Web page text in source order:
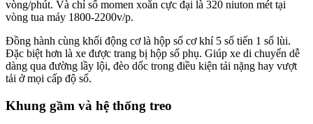
vòng/phút. Và chỉ số momen xoắn cực đại là 320 niuton mét tại
vòng tua máy 1800-2200v/p.
Đồng hành cùng khối động cơ là hộp số cơ khí 5 số tiến 1 số lùi.
Đặc biệt hơn là xe được trang bị hộp số phụ. Giúp xe di chuyển dễ
dàng qua đường lầy lội, đèo dốc trong điều kiện tải nặng hay vượt
tải ở mọi cấp độ số.
Khung gầm và hệ thống treo